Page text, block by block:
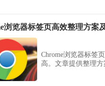
浏览器标签页高效整理方案
Chrome浏览器标签
高。文章提供整理